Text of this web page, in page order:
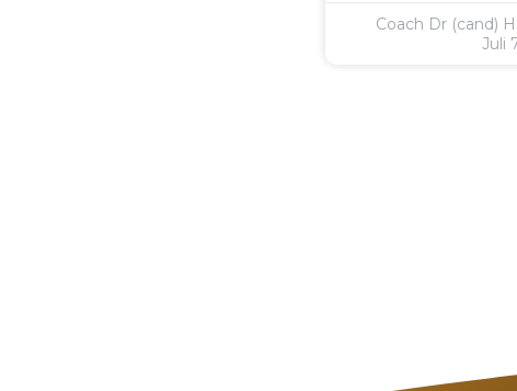
Coach Dr (cand)
Juli